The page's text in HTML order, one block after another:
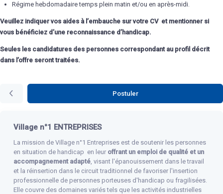
Régime hebdomadaire temps plein matin et/ou en après-midi.
Veuillez indiquer vos aides à l’embauche sur votre CV et mentionner si
vous bénéficiez d’une reconnaissance d’handicap.
Seules les candidatures des personnes correspondant au profil décrit
dans l’offre seront traitées.
Postuler
Village n°1 ENTREPRISES
La mission de Village n°1 Entreprises est de soutenir les personnes
en situation de handicap en leur offrant un emploi de qualité et un
accompagnement adapté, visant l'épanouissement dans le travail
et la réinsertion dans le circuit traditionnel de favoriser l'insertion
professionnelle de personnes porteuses d'handicap ou fragilisées.
Elle couvre des domaines variés tels que les activités industrielles